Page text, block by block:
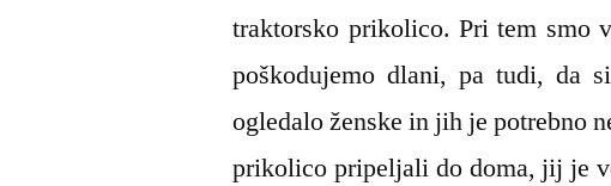
traktorsko prikolico. Pri tem smo
poškodujemo dlani, pa tudi, da
ogledalo ženske in jih je potrebno
prikolico pripeljali do doma, jij je